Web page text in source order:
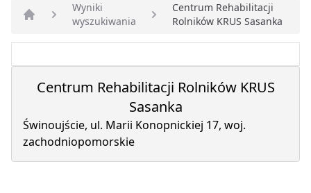
Strona główna
Wyniki
wyszukiwania
Centrum Rehabilitacji
Rolników KRUS Sasanka
Centrum Rehabilitacji Rolników KRUS
Sasanka
Świnoujście, ul. Marii Konopnickiej 17, woj.
zachodniopomorskie